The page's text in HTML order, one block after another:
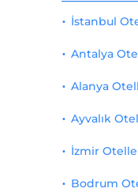
İstanbul
Antalya
Alanya
Ayvalık
İzmir
Bodrum